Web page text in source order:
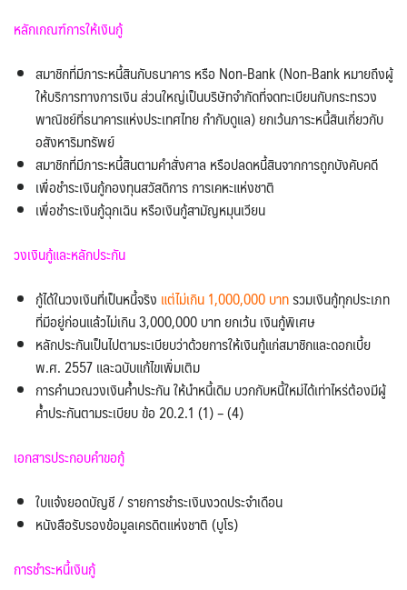
หลักเกณฑ์การให้เงินกู้
สมาชิกที่มีภาระหนี้สินกับธนาคาร หรือ Non-Bank (Non-Bank หมายถึงผู้
ให้บริการทางการเงิน ส่วนใหญ่เป็นบริษัทจำกัดที่จดทะเบียนกับกระทรวง
พาณิชย์ที่ธนาคารแห่งประเทศไทย กำกับดูแล) ยกเว้นภาระหนี้สินเกี่ยวกับ
อสังหาริมทรัพย์
สมาชิกที่มีภาระหนี้สินตามคำสั่งศาล หรือปลดหนี้สินจากการถูกบังคับคดี
เพื่อชำระเงินกู้กองทุนสวัสดิการ การเคหะแห่งชาติ
เพื่อชำระเงินกู้ฉุกเฉิน หรือเงินกู้สามัญหมุนเวียน
วงเงินกู้และหลักประกัน
กู้ได้ในวงเงินที่เป็นหนี้จริง แต่ไม่เกิน 1,000,000 บาทรวมเงินกู้ทุกประเภท
ที่มีอยู่ก่อนแล้วไม่เกิน 3,000,000 บาท ยกเว้น เงินกู้พิเศษ
หลักประกันเป็นไปตามระเบียบว่าด้วยการให้เงินกู้แก่สมาชิกและดอกเบี้ย
พ.ศ. 2557 และฉบับแก้ไขเพิ่มเติม
การคำนวณวงเงินค้ำประกัน ให้นำหนี้เดิม บวกกับหนี้ใหม่ได้เท่าไหร่ต้องมีผู้
ค้ำประกันตามระเบียบ ข้อ 20.2.1 (1) – (4)
เอกสารประกอบคำขอกู้
ใบแจ้งยอดบัญชี / รายการชำระเงินงวดประจำเดือน
หนังสือรับรองข้อมูลเครดิตแห่งชาติ (บูโร)
การชำระหนี้เงินกู้